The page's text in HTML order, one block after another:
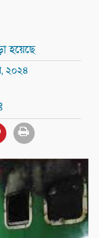
হয়েছে
২০২৪